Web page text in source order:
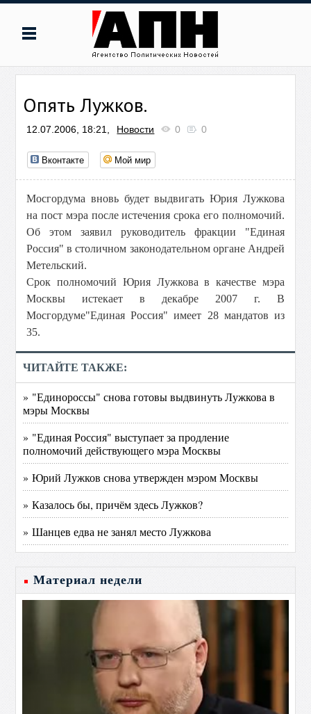
Опять Лужков.
12.07.2006, 18:21, Новости 0 0
Вконтакте Мой мир
Мосгордума вновь будет выдвигать Юрия Лужкова
на пост мэра после истечения срока его полномочий.
Об этом заявил руководитель фракции "Единая
Россия" в столичном законодательном органе Андрей
Метельский.
Срок полномочий Юрия Лужкова в качестве мэра
Москвы истекает в декабре 2007 г. В
Мосгордуме"Единая Россия" имеет 28 мандатов из
35.
ЧИТАЙТЕ ТАКЖЕ:
» "Единороссы" снова готовы выдвинуть Лужкова в
мэры Москвы
» "Единая Россия" выступает за продление
полномочий действующего мэра Москвы
» Юрий Лужков снова утвержден мэром Москвы
» Казалось бы, причём здесь Лужков?
» Шанцев едва не занял место Лужкова
Материал недели